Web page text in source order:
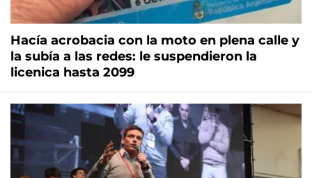
Hacía acrobacia con la moto en plena calle y
la subía a las redes: le suspendieron la
licenica hasta 2099